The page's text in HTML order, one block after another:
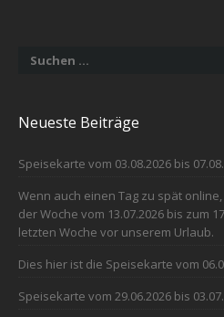
Suchen
nach:
Neueste Beiträge
Speisekarte vom 03.08.2026 bis
Wenn auch einen Tag zu spät
der Woche vom 13.07.2026 bis zum
letzten Woche vor unserem Urlaub.
Dies hier ist die Speisekarte vom
Speisekarte vom 29.06.2026 bis